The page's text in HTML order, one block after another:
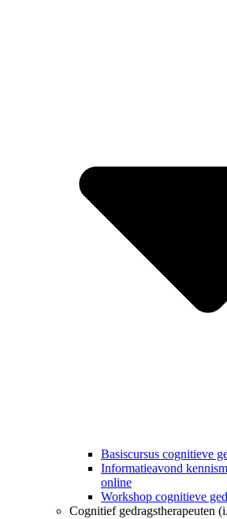
Basiscursus cognitieve
Informatieavond
online
Workshop cognitieve
Cognitief gedragstherapeuten